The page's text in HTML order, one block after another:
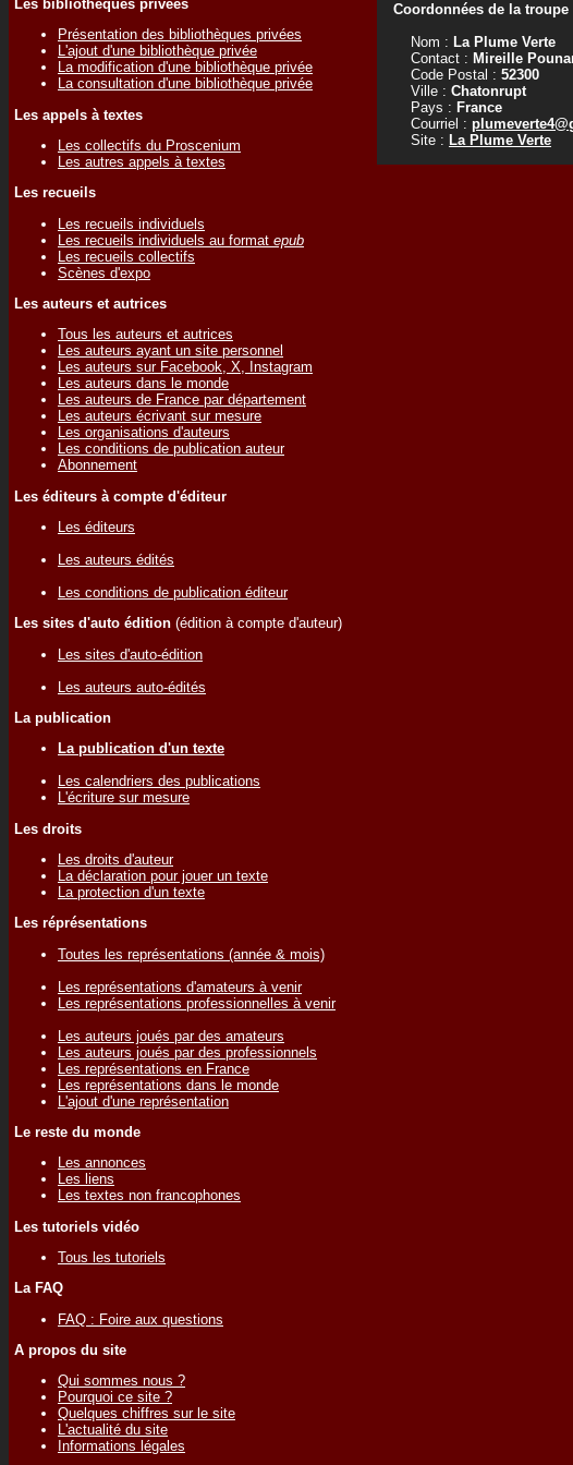
Les bibliothèques privées
Présentation des bibliothèques privées
L'ajout d'une bibliothèque privée
La modification d'une bibliothèque privée
La consultation d'une bibliothèque privée
Les appels à textes
Les collectifs du Proscenium
Les autres appels à textes
Les recueils
Les recueils individuels
Les recueils individuels au format epub
Les recueils collectifs
Scènes d'expo
Les auteurs et autrices
Tous les auteurs et autrices
Les auteurs ayant un site personnel
Les auteurs sur Facebook, X, Instagram
Les auteurs dans le monde
Les auteurs de France par département
Les auteurs écrivant sur mesure
Les organisations d'auteurs
Les conditions de publication auteur
Abonnement
Les éditeurs à compte d'éditeur
Les éditeurs
Les auteurs édités
Les conditions de publication éditeur
Les sites d'auto édition (édition à compte d'auteur)
Les sites d'auto-édition
Les auteurs auto-édités
La publication
La publication d'un texte
Les calendriers des publications
L'écriture sur mesure
Les droits
Les droits d'auteur
La déclaration pour jouer un texte
La protection d'un texte
Les réprésentations
Toutes les représentations (année & mois)
Les représentations d'amateurs à venir
Les représentations professionnelles à venir
Les auteurs joués par des amateurs
Les auteurs joués par des professionnels
Les représentations en France
Les représentations dans le monde
L'ajout d'une représentation
Le reste du monde
Les annonces
Les liens
Les textes non francophones
Les tutoriels vidéo
Tous les tutoriels
La FAQ
FAQ : Foire aux questions
A propos du site
Qui sommes nous ?
Pourquoi ce site ?
Quelques chiffres sur le site
L'actualité du site
Informations légales
Coordonnées de la troupe
Nom : La Plume Verte
Contact : Mireille
Code Postal : 52300
Ville : Chatonrupt
Pays : France
Courriel :
Site : La Plume Verte